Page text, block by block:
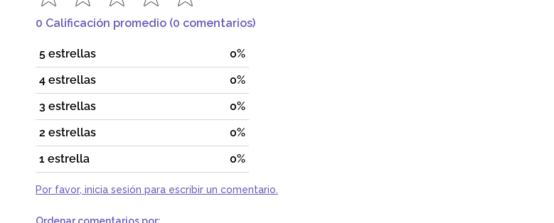
0 Calificación promedio (0 comentarios)
5 estrellas
0%
4 estrellas
0%
3 estrellas
0%
2 estrellas
0%
1 estrella
0%
Por favor, inicia sesión para escribir un comentario.